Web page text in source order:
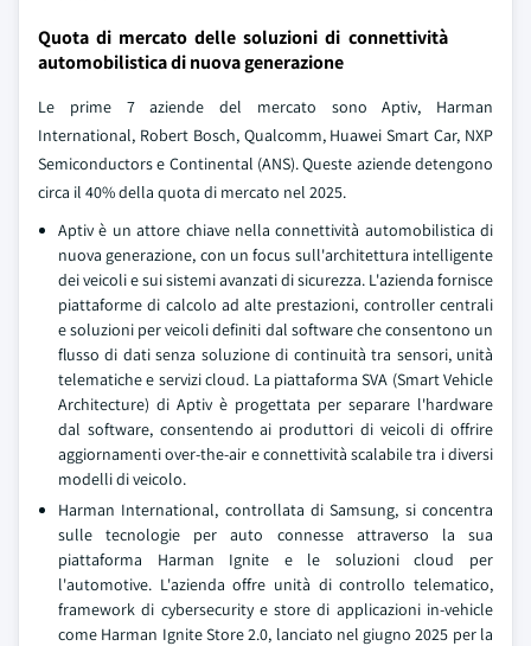
Quota di mercato delle soluzioni di connettività
automobilistica di nuova generazione
Le prime 7 aziende del mercato sono Aptiv, Harman
International, Robert Bosch, Qualcomm, Huawei Smart Car, NXP
Semiconductors e Continental (ANS). Queste aziende detengono
circa il 40% della quota di mercato nel 2025.
Aptiv è un attore chiave nella connettività automobilistica di
nuova generazione, con un focus sull'architettura intelligente
dei veicoli e sui sistemi avanzati di sicurezza. L'azienda fornisce
piattaforme di calcolo ad alte prestazioni, controller centrali
e soluzioni per veicoli definiti dal software che consentono un
flusso di dati senza soluzione di continuità tra sensori, unità
telematiche e servizi cloud. La piattaforma SVA (Smart Vehicle
Architecture) di Aptiv è progettata per separare l'hardware
dal software, consentendo ai produttori di veicoli di offrire
aggiornamenti over-the-air e connettività scalabile tra i diversi
modelli di veicolo.
Harman International, controllata di Samsung, si concentra
sulle tecnologie per auto connesse attraverso la sua
piattaforma Harman Ignite e le soluzioni cloud per
l'automotive. L'azienda offre unità di controllo telematico,
framework di cybersecurity e store di applicazioni in-vehicle
come Harman Ignite Store 2.0, lanciato nel giugno 2025 per la